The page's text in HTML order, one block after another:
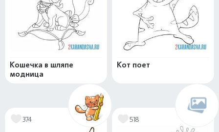
Кошечка в шляпе
модница
Кот поет
374 518